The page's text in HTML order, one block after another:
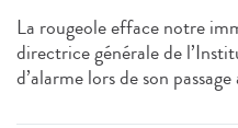
La rougeole efface notre
directrice générale de
d’alarme lors de son